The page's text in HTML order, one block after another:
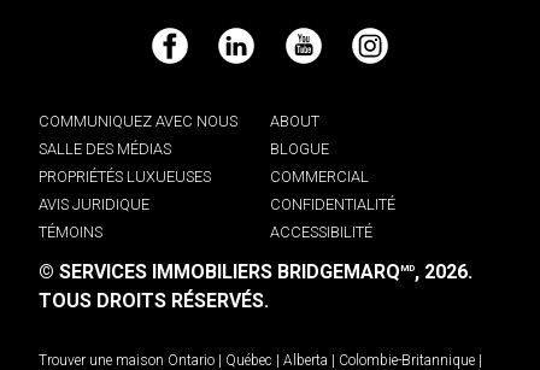
Facebook LinkedIn YouTube Instagram
COMMUNIQUEZ AVEC NOUS
ABOUT
SALLE DES MÉDIAS
BLOGUE
PROPRIÉTÉS LUXUEUSES
COMMERCIAL
AVIS JURIDIQUE
CONFIDENTIALITÉ
TÉMOINS
ACCESSIBILITÉ
© SERVICES IMMOBILIERS BRIDGEMARQMD, 2026.
TOUS DROITS RÉSERVÉS.
Trouver une maison Ontario | Québec | Alberta | Colombie-Britannique |